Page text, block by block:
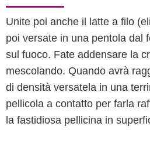
Unite poi anche il latte a filo
poi versate in una pentola dal
sul fuoco. Fate addensare la
mescolando. Quando avrà
di densità versatela in una
pellicola a contatto per farla
la fastidiosa pellicina in